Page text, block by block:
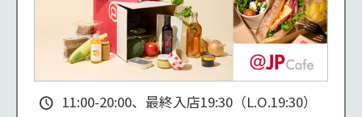
11:00-20:00、最終入店19:30（L.O.19:30）